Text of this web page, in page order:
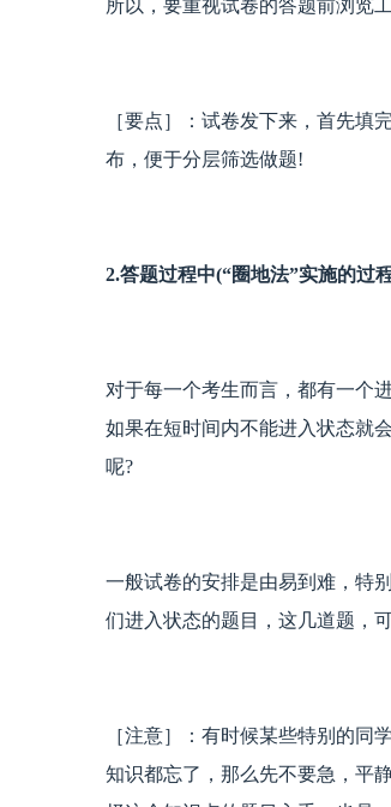
所以，要重视试卷的答题前浏览
［要点］：试卷发下来，首先填
布，便于分层筛选做题!
2.答题过程中(“圈地法”实施的过
对于每一个考生而言，都有一个
如果在短时间内不能进入状态就
呢?
一般试卷的安排是由易到难，特
们进入状态的题目，这几道题，
［注意］：有时候某些特别的同
知识都忘了，那么先不要急，平